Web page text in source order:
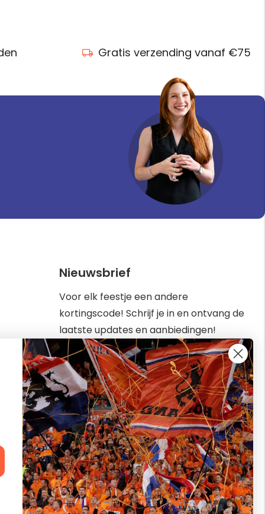
Gratis verzending vanaf €75
van
Nieuwsbrief
Voor elk feestje een andere
kortingscode! Schrijf je in en ontvang de
laatste updates en aanbiedingen!
Abonneer
op
onze
nieuwsbrief
Inschrijven